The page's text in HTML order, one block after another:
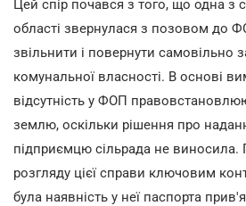
Цей спір почався з того, що одна з
області звернулася з позовом до
звільнити і повернути самовільно
комунальної власності. В основі
відсутність у ФОП
землю, оскільки рішення про
підприємцю сільрада не виносила.
розгляду цієї справи ключовим
була наявність у неї паспорта